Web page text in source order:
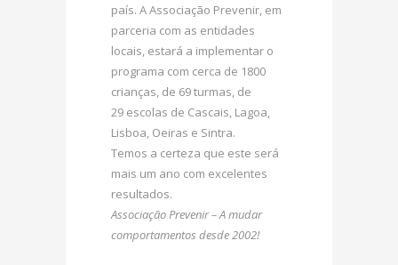
país. A Associação Prevenir, em
parceria com as entidades
locais, estará a implementar o
programa com cerca de 1800
crianças, de 69 turmas, de
29 escolas de Cascais, Lagoa,
Lisboa, Oeiras e Sintra.
Temos a certeza que este será
mais um ano com excelentes
resultados.
Associação Prevenir – A mudar
comportamentos desde 2002!